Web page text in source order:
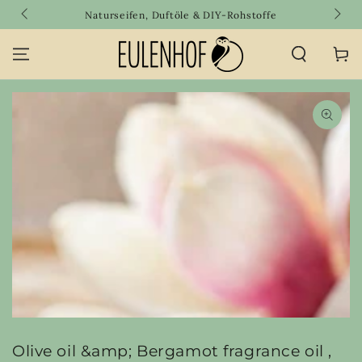
SKIP TO
CONTENT
Naturseifen, Duftöle & DIY-Rohstoffe
Cart
SKIP TO PRODUCT
INFORMATION
Olive oil &amp; Bergamot fragrance oil ,